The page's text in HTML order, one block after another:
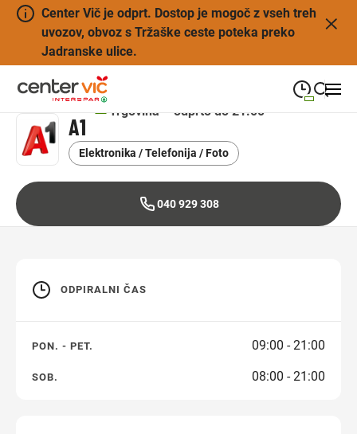
Center Vič je odprt. Dostop je mogoč z vseh treh
uvozov, obvoz s Tržaške ceste poteka preko
Jadranske ulice.
ponedeljek
PONEDELJEK
torek
sreda
PETEK
sobota
08:00—21:00
Trgovina – odprto do 21:00
A1
Elektronika / Telefonija / Foto
040 929 308
ODPIRALNI ČAS
PON. - PET. 09:00 - 21:00
SOB. 08:00 - 21:00